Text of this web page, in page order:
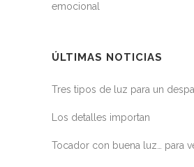
emocional
ÚLTIMAS NOTICIAS
Tres tipos de luz para un
Los detalles importan
Tocador con buena luz… para